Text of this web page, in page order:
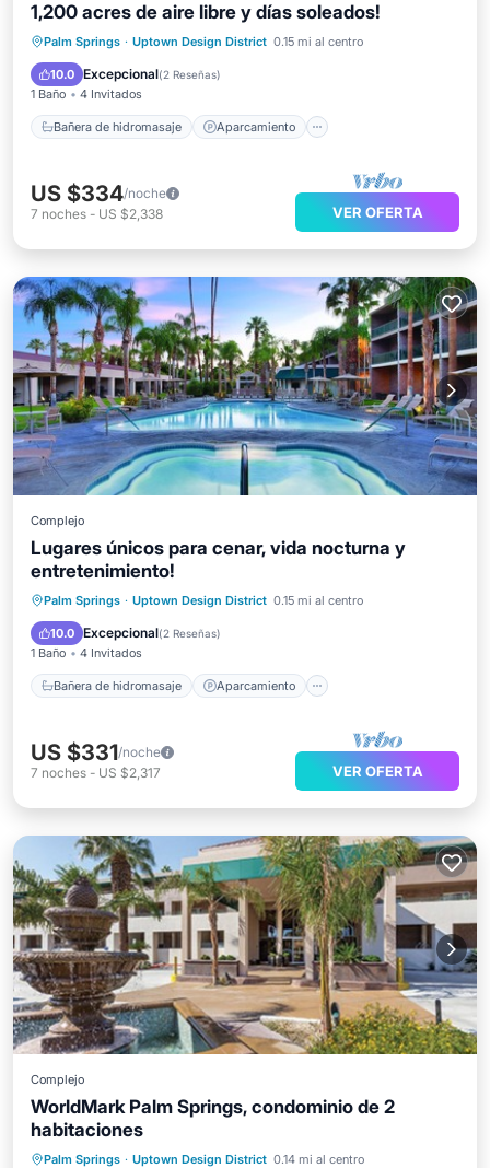
1,200 acres de aire libre y días soleados!
Palm Springs · Uptown Design District 0.15 mi al centro
10.0 Excepcional(2 Reseñas)
1 Baño 4 Invitados
Bañera de hidromasaje Aparcamiento
Bañera de hidromasaje
Aparcamiento
Piscina
Balcón/Terraza
US $334/noche
7 noches - US $2,338 VER OFERTA
Complejo
Lugares únicos para cenar, vida nocturna y
entretenimiento!
Palm Springs · Uptown Design District 0.15 mi al centro
10.0 Excepcional(2 Reseñas)
1 Baño 4 Invitados
Bañera de hidromasaje Aparcamiento
Bañera de hidromasaje
Aparcamiento
Piscina
Balcón/Terraza
US $331/noche
7 noches - US $2,317 VER OFERTA
Complejo
WorldMark Palm Springs, condominio de 2
habitaciones
Palm Springs · Uptown Design District 0.14 mi al centro
Bañera de hidromasaje
Aparcamiento